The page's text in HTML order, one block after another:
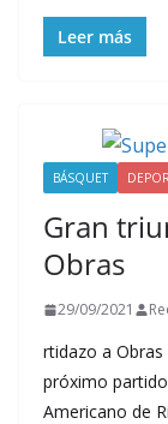
Leer más
BÁSQUET
Gran
Obras
29/09/2021
rtidazo a Obras
próximo
Americano de